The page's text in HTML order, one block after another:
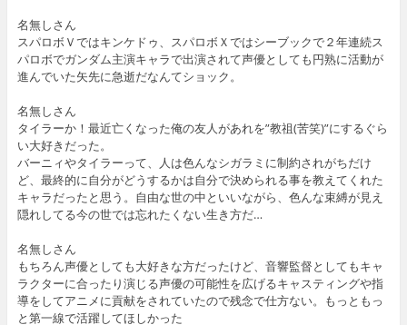
名無しさん
スパロボＶではキンケドゥ、スパロボＸではシーブックで２年連続ス
パロボでガンダム主演キャラで出演されて声優としても円熟に活動が
進んでいた矢先に急逝だなんてショック。
名無しさん
タイラーか！最近亡くなった俺の友人があれを”教祖(苦笑)”にするぐら
い大好きだった。
バーニィやタイラーって、人は色んなシガラミに制約されがちだけ
ど、最終的に自分がどうするかは自分で決められる事を教えてくれた
キャラだったと思う。自由な世の中といいながら、色んな束縛が見え
隠れしてる今の世では忘れたくない生き方だ…
名無しさん
もちろん声優としても大好きな方だったけど、音響監督としてもキャ
ラクターに合ったり演じる声優の可能性を広げるキャスティングや指
導をしてアニメに貢献をされていたので残念で仕方ない。もっともっ
と第一線で活躍してほしかった